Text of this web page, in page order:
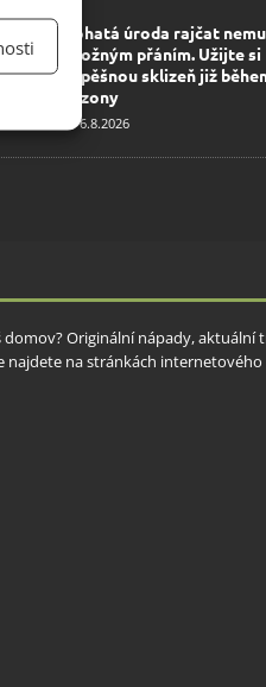
Bohatá úroda rajčat
zbožným přáním. Užijte si
úspěšnou sklizeň již
sezony
6.8.2026
Originální nápady, aktuální
na stránkách internetového